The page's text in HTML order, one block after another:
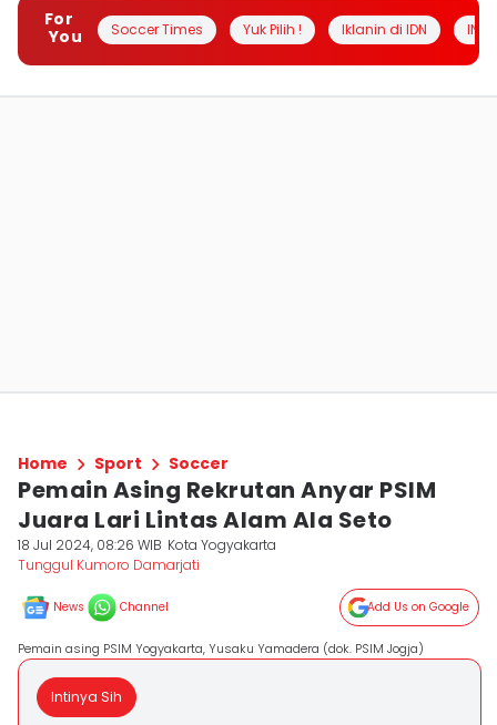
For
You
Soccer Times Yuk Pilih ! Iklanin di IDN
Home Sport Soccer
Pemain Asing Rekrutan Anyar PSIM
Juara Lari Lintas Alam Ala Seto
18 Jul 2024, 08:26 WIB Kota Yogyakarta
Tunggul Kumoro Damarjati
News Channel Add Us on Google
Pemain asing PSIM Yogyakarta, Yusaku Yamadera (dok. PSIM Jogja)
Intinya Sih